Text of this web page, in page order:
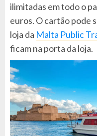
ilimitadas em todo o
euros. O cartão pode
loja da Malta Public
ficam na porta da loja.